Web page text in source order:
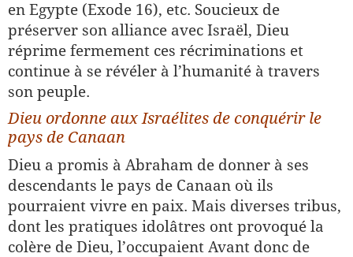
en Egypte (Exode 16), etc. Soucieux de
préserver son alliance avec Israël, Dieu
réprime fermement ces récriminations et
continue à se révéler à l’humanité à travers
son peuple.
Dieu ordonne aux Israélites de conquérir le
pays de Canaan
Dieu a promis à Abraham de donner à ses
descendants le pays de Canaan où ils
pourraient vivre en paix. Mais diverses tribus,
dont les pratiques idolâtres ont provoqué la
colère de Dieu, l’occupaient Avant donc de